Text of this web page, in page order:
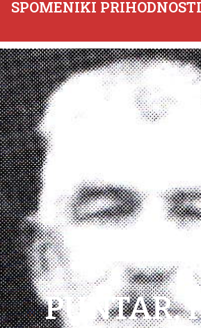
SPOMENIKI PRIHODNOSTI
PUNTAR,